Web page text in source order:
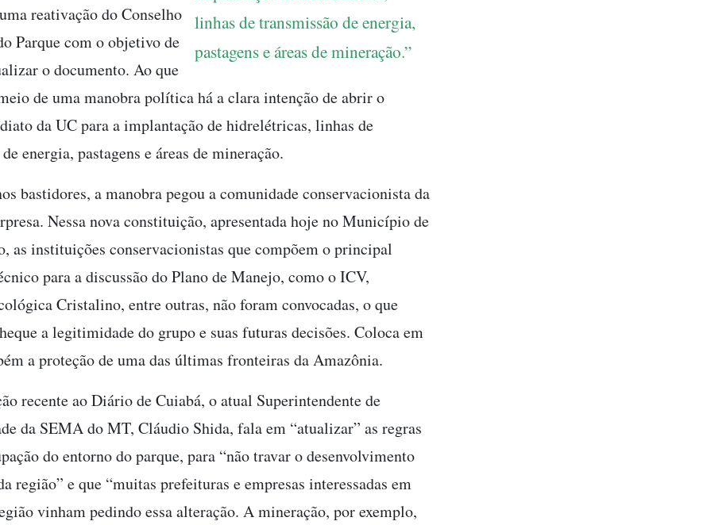
linhas de transmissão de energia,
pastagens e áreas de mineração.”
reativação do Conselho
Parque com o objetivo de
o documento. Ao que
de uma manobra política há a clara intenção de abrir o
da UC para a implantação de hidrelétricas, linhas de
energia, pastagens e áreas de mineração.
bastidores, a manobra pegou a comunidade conservacionista da
Nessa nova constituição, apresentada hoje no Município de
as instituições conservacionistas que compõem o principal
para a discussão do Plano de Manejo, como o ICV,
Cristalino, entre outras, não foram convocadas, o que
a legitimidade do grupo e suas futuras decisões. Coloca em
a proteção de uma das últimas fronteiras da Amazônia.
recente ao Diário de Cuiabá, o atual Superintendente de
da SEMA do MT, Cláudio Shida, fala em “atualizar” as regras
do entorno do parque, para “não travar o desenvolvimento
região” e que “muitas prefeituras e empresas interessadas em
vinham pedindo essa alteração. A mineração, por exemplo,